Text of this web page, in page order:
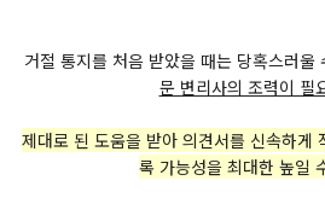
거절 통지를 처음 받았을 때는 당혹스러울
문 변리사의 조력이 필
제대로 된 도움을 받아 의견서를 신속하게
록 가능성을 최대한 높일